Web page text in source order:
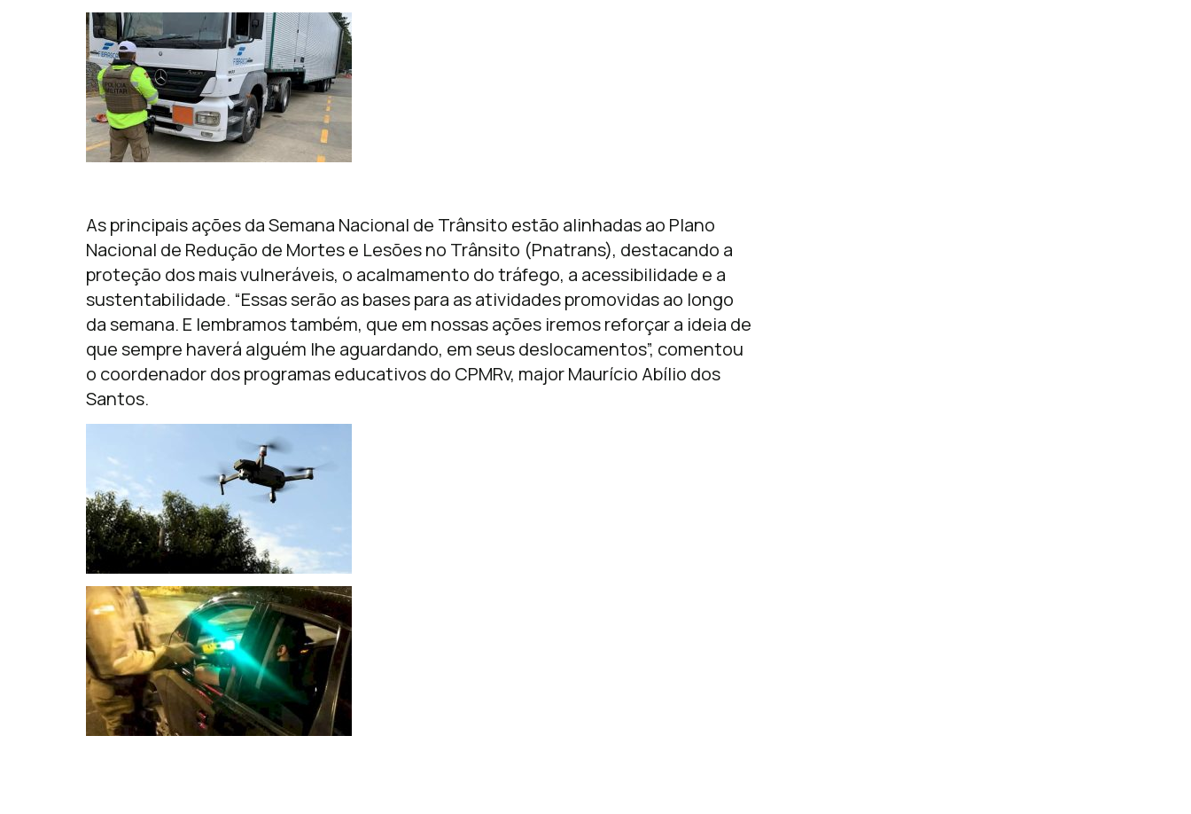
As principais ações da Semana Nacional de Trânsito estão alinhadas ao Plano
Nacional de Redução de Mortes e Lesões no Trânsito (Pnatrans), destacando a
proteção dos mais vulneráveis, o acalmamento do tráfego, a acessibilidade e a
sustentabilidade. “Essas serão as bases para as atividades promovidas ao longo
da semana. E lembramos também, que em nossas ações iremos reforçar a ideia de
que sempre haverá alguém lhe aguardando, em seus deslocamentos”, comentou
o coordenador dos programas educativos do CPMRv, major Maurício Abílio dos
Santos.